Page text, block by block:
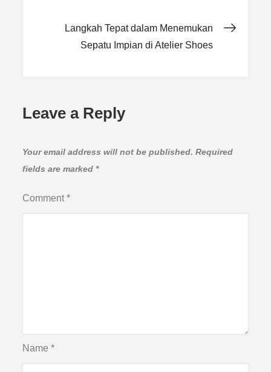
Langkah Tepat dalam Menemukan
Sepatu Impian di Atelier Shoes
Leave a Reply
Your email address will not be published. Required
fields are marked *
Comment*
Name*